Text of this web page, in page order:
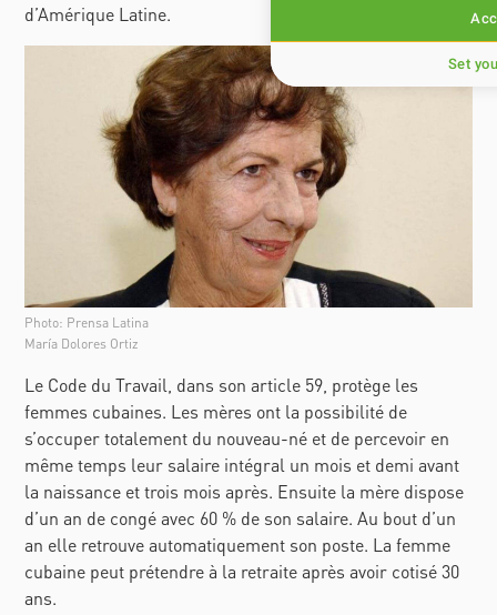
d’Amérique Latine.
Photo: Prensa Latina
María Dolores Ortiz
Le Code du Travail, dans son article 59, protège les
femmes cubaines. Les mères ont la possibilité de
s’occuper totalement du nouveau-né et de percevoir en
même temps leur salaire intégral un mois et demi avant
la naissance et trois mois après. Ensuite la mère dispose
d’un an de congé avec 60 % de son salaire. Au bout d’un
an elle retrouve automatiquement son poste. La femme
cubaine peut prétendre à la retraite après avoir cotisé 30
ans.
Set